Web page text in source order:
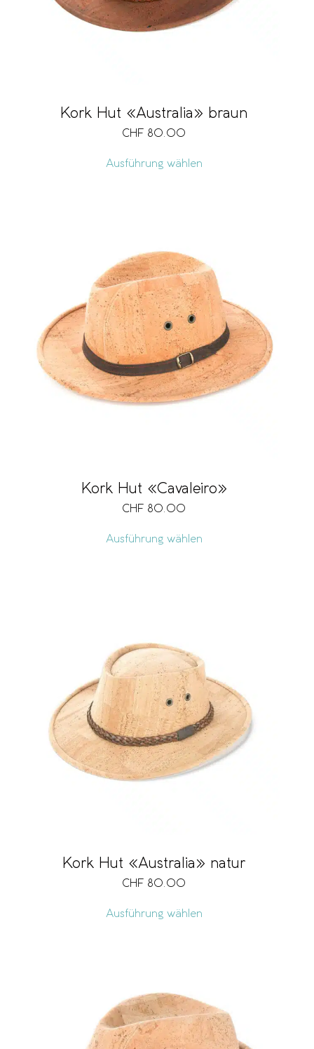
Kork Hut «Australia» braun
CHF 80.00
Ausführung wählen
Kork Hut «Cavaleiro»
CHF 80.00
Ausführung wählen
Kork Hut «Australia» natur
CHF 80.00
Ausführung wählen